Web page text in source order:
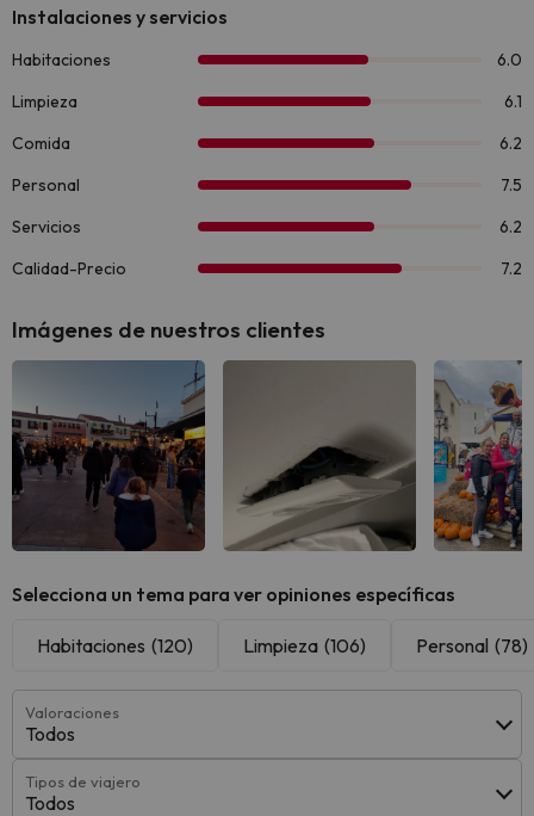
Imágenes de nuestros clientes
Selecciona un tema para ver opiniones específicas
Habitaciones (120) Limpieza (106) Personal (78)
Valoraciones
Todos
Tipos de viajero
Todos